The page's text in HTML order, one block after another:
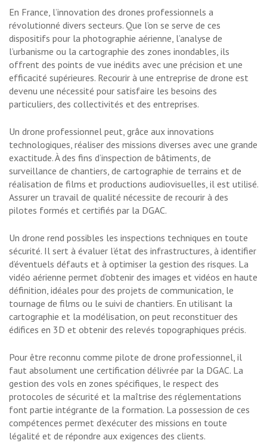
En France, l’innovation des drones professionnels a
révolutionné divers secteurs. Que l’on se serve de ces
dispositifs pour la photographie aérienne, l’analyse de
l’urbanisme ou la cartographie des zones inondables, ils
offrent des points de vue inédits avec une précision et une
efficacité supérieures. Recourir à une entreprise de drone est
devenu une nécessité pour satisfaire les besoins des
particuliers, des collectivités et des entreprises.
Un drone professionnel peut, grâce aux innovations
technologiques, réaliser des missions diverses avec une grande
exactitude. À des fins d’inspection de bâtiments, de
surveillance de chantiers, de cartographie de terrains et de
réalisation de films et productions audiovisuelles, il est utilisé.
Assurer un travail de qualité nécessite de recourir à des
pilotes formés et certifiés par la DGAC.
Un drone rend possibles les inspections techniques en toute
sécurité. Il sert à évaluer l’état des infrastructures, à identifier
d’éventuels défauts et à optimiser la gestion des risques. La
vidéo aérienne permet d’obtenir des images et vidéos en haute
définition, idéales pour des projets de communication, le
tournage de films ou le suivi de chantiers. En utilisant la
cartographie et la modélisation, on peut reconstituer des
édifices en 3D et obtenir des relevés topographiques précis.
Pour être reconnu comme pilote de drone professionnel, il
faut absolument une certification délivrée par la DGAC. La
gestion des vols en zones spécifiques, le respect des
protocoles de sécurité et la maîtrise des réglementations
font partie intégrante de la formation. La possession de ces
compétences permet d’exécuter des missions en toute
légalité et de répondre aux exigences des clients.